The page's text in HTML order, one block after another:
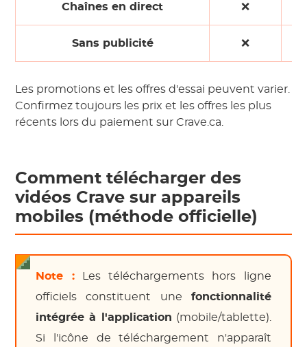
Chaînes en direct ❌️
Sans publicité ❌️
Les promotions et les offres d'essai peuvent varier.
Confirmez toujours les prix et les offres les plus
récents lors du paiement sur Crave.ca.
Comment télécharger des
vidéos Crave sur appareils
mobiles (méthode officielle)
Note :Les téléchargements hors ligne
officiels constituent une fonctionnalité
intégrée à l'application (mobile/tablette).
Si l'icône de téléchargement n'apparaît